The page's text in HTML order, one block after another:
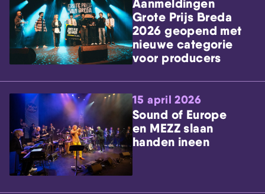
Aanmeldingen
Grote Prijs Breda
2026 geopend met
nieuwe categorie
voor producers
15 april 2026
Sound of Europe
en MEZZ slaan
handen ineen